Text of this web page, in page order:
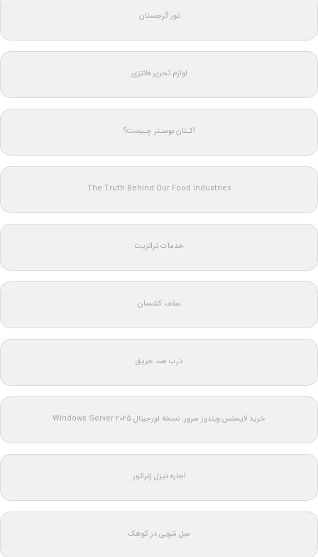
تور گرجستان
لوازم تحریر فانتزی
اکـتان بوسـتر چـیست؟
The Truth Behind Our Food Industries
خدمات ترانزیت
سقف کشسان
درب ضد حریق
خرید لایسنس ویندوز سرور: نسخه اورجینال Windows Server 2025
اجاره دیزل ژنراتور
مبل شویی در کوهک